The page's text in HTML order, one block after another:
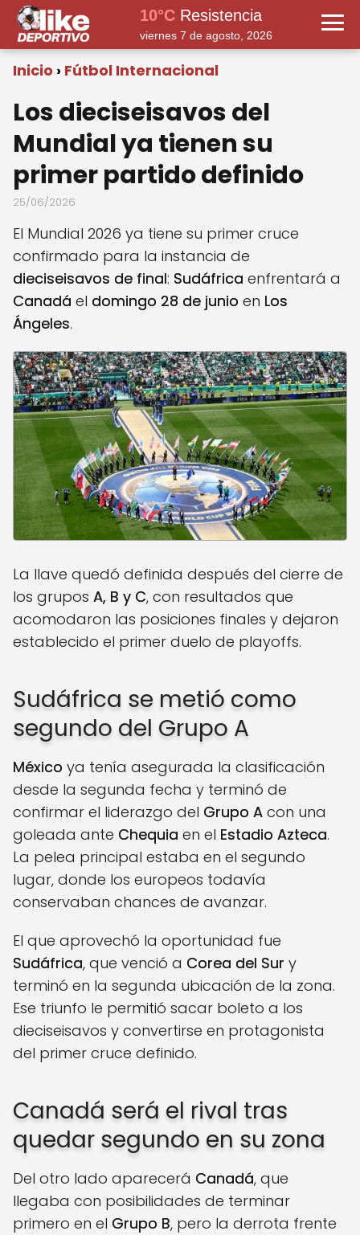
10°CResistencia
viernes 7 de agosto, 2026
Inicio Fútbol Internacional
Los dieciseisavos del
Mundial ya tienen su
primer partido definido
25/06/2026
El Mundial 2026 ya tiene su primer cruce
confirmado para la instancia de
dieciseisavos de final: Sudáfrica enfrentará a
Canadá el domingo 28 de junio en Los
Ángeles.
La llave quedó definida después del cierre de
los grupos A, B y C, con resultados que
acomodaron las posiciones finales y dejaron
establecido el primer duelo de playoffs.
Sudáfrica se metió como
segundo del Grupo A
México ya tenía asegurada la clasificación
desde la segunda fecha y terminó de
confirmar el liderazgo del Grupo A con una
goleada ante Chequia en el Estadio Azteca.
La pelea principal estaba en el segundo
lugar, donde los europeos todavía
conservaban chances de avanzar.
El que aprovechó la oportunidad fue
Sudáfrica, que venció a Corea del Sur y
terminó en la segunda ubicación de la zona.
Ese triunfo le permitió sacar boleto a los
dieciseisavos y convertirse en protagonista
del primer cruce definido.
Canadá será el rival tras
quedar segundo en su zona
Del otro lado aparecerá Canadá, que
llegaba con posibilidades de terminar
primero en el Grupo B, pero la derrota frente